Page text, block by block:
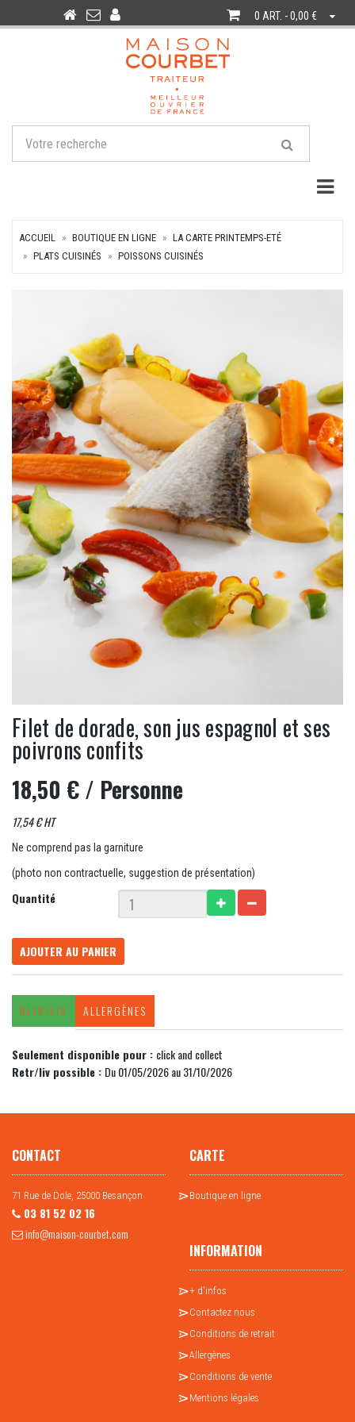
0 ART. - 0,00 €
ACCUEIL BOUTIQUE EN LIGNE
LA CARTE PRINTEMPS-ETÉ
PLATS CUISINÉS
POISSONS CUISINÉS
Filet de dorade, son jus espagnol et ses
poivrons confits
18,50 €/ Personne
17,54 € HT
Ne comprend pas la garniture
(photo non contractuelle, suggestion de présentation)
Quantité
AJOUTER AU PANIER
RETR/LIV ALLERGÈNES
Seulement disponible pour : click and collect
Retr/liv possible : Du 01/05/2026 au 31/10/2026
CONTACT
71 Rue de Dole, 25000 Besançon
03 81 52 02 16
info@maison-courbet.com
CARTE
Boutique en ligne
INFORMATION
+ d'infos
Contactez nous
Conditions de retrait
Allergènes
Conditions de vente
Mentions légales